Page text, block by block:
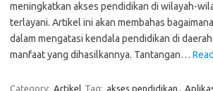
meningkatkan akses pendidikan di wilayah-
terlayani. Artikel ini akan membahas
dalam mengatasi kendala pendidikan di
manfaat yang dihasilkannya. Tantangan…
Category: Artikel Tag: akses pendidikan ,